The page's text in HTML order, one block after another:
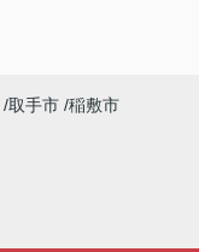
取手市 稲敷市